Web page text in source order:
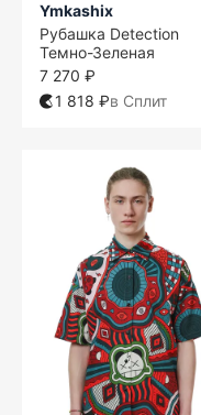
Ymkashix
Рубашка Detection
Темно-Зеленая
7 270 ₽
1 818 ₽в Сплит